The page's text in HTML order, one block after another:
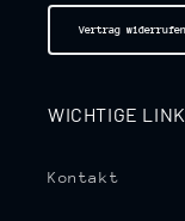
Vertrag widerrufen
WICHTIGE
Kontakt